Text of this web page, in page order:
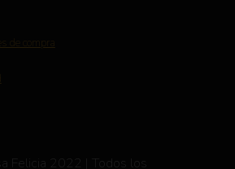
de compra
Felicia 2022 | Todos los